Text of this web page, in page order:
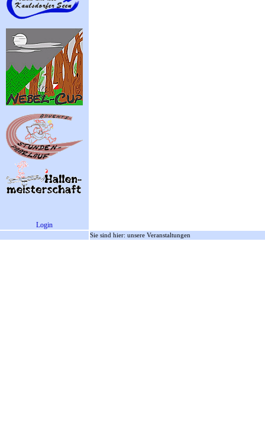
Login
Sie sind hier: unsere Veranstaltungen